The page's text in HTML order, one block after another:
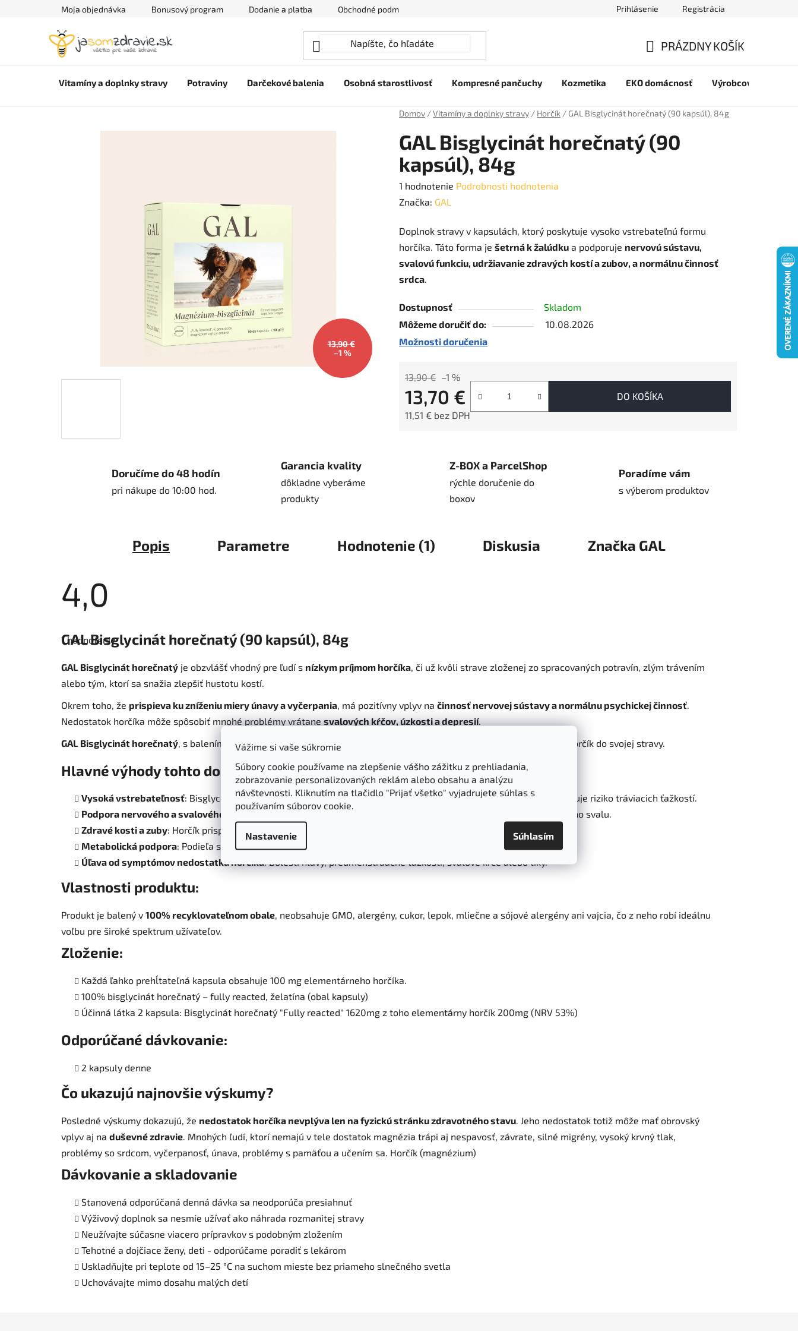
Vážime si vaše súkromie
Súbory cookie používame na zlepšenie vášho zážitku z prehliadania,
zobrazovanie personalizovaných reklám alebo obsahu a analýzu
návštevnosti. Kliknutím na tlačidlo "Prijať všetko" vyjadrujete súhlas s
používaním súborov cookie.
Nastavenie Súhlasím
Moja objednávka Bonusový program Dodanie a platba Obchodné podmienky Prihlásenie Registrácia
KOŠÍK
PRÁZDNY KOŠÍK
Vitamíny a doplnky stravy Potraviny Darčekové balenia Osobná starostlivosť Kompresné pančuchy Kozmetika EKO domácnosť Výrobcovia
Domov /Vitamíny a doplnky stravy / Horčík / GAL Bisglycinát horečnatý (90 kapsúl), 84g
GAL Bisglycinát horečnatý (90
kapsúl), 84g
Priemerné
hodnotenie
je
4,0
z
5
1 hodnotenie Podrobnosti hodnotenia
Značka: GAL
Doplnok stravy v kapsulách, ktorý poskytuje vysoko vstrebateľnú formu
horčíka. Táto forma je šetrná k žalúdku a podporuje nervovú sústavu,
svalovú funkciu, udržiavanie zdravých kostí a zubov, a normálnu činnosť
srdca.
Dostupnosť
Skladom
Môžeme doručiť do:
10.08.2026
Možnosti doručenia
13,90 € –1 %
13,70 €
11,51 € bez DPH
DO KOŠÍKA
13,90 €
–1 %
Doručíme do 48 hodín
pri nákupe do 10:00 hod.
Garancia kvality
dôkladne vyberáme
produkty
Z-BOX a ParcelShop
rýchle doručenie do
boxov
Poradíme vám
s výberom produktov
Popis Parametre Hodnotenie (1) Diskusia Značka GAL
4,0
hodnotenie
produktu
z
5
hviezdičiek.
1 hodnotenie
GAL Bisglycinát horečnatý (90 kapsúl), 84g
GAL Bisglycinát horečnatý je obzvlášť vhodný pre ľudí s nízkym príjmom horčíka , či už kvôli strave zloženej zo spracovaných potravín, zlým trávením
alebo tým, ktorí sa snažia zlepšiť hustotu kostí.
Okrem toho, že prispieva ku zníženiu miery únavy a vyčerpania , má pozitívny vplyv na činnosť nervovej sústavy a normálnu psychickej činnosť
Nedostatok horčíka môže spôsobiť mnohé problémy vrátanesvalových kŕčov, úzkosti a depresií.
GAL Bisglycinát horečnatý , s balením 90 kapsúl (84g) , je ideálny pre ľudí, ktorí hľadajú efektívny spôsob, ako doplniť horčík do svojej stravy.
Hlavné výhodytohto doplnku zahŕňajú:
Vysoká vstrebateľnosť: Bisglycinátová forma horčíka je jednou z najlepšie vstrebateľných foriem, ktorá minimalizuje riziko tráviacich ťažkostí.
Podpora nervového a svalového systému
: Horčík je kľúčový pre správnu funkciu svalov a nervov, vrátane srdcového svalu.
Zdravé kosti a zuby: Horčík prispieva k tvorbe tkanív a je nevyhnutný pre udržiavanie minerálnej hustoty kostí.
Metabolická podpora: Podieľa sa na metabolizme uhľohydrátov, bielkovín a tukov.
Úľava od symptómov nedostatku horčíka: Bolesti hlavy, predmenštruačné ťažkosti, svalové kŕče alebo tiky.
Vlastnosti produktu:
Produkt je balený v 100% recyklovateľnom obale, neobsahuje GMO, alergény, cukor, lepok, mliečne a sójové alergény ani vajcia, čo z neho robí ideálnu
voľbu pre široké spektrum užívateľov.
Zloženie:
Každá ľahko prehĺtateľná kapsula obsahuje 100 mg elementárneho horčíka.
100% bisglycinát horečnatý – fully reacted, želatína (obal kapsuly)
Účinná látka 2 kapsula: Bisglycinát horečnatý "Fully reacted" 1620mg z toho elementárny horčík 200mg (NRV 53%)
Odporúčané dávkovanie:
2 kapsuly denne
Čo ukazujú najnovšie výskumy?
Posledné výskumy dokazujú, že nedostatok horčíka nevplýva len na fyzickú stránku zdravotného stavu. Jeho nedostatok totiž môže mať obrovský
vplyv aj na duševné zdravie. Mnohých ľudí, ktorí nemajú v tele dostatok magnézia trápi aj nespavosť, závrate, silné migrény, vysoký krvný tlak,
problémy so srdcom, vyčerpanosť, únava, problémy s pamäťou a učením sa. Horčík (magnézium)
Dávkovanie a skladovanie
Stanovená odporúčaná denná dávka sa neodporúča presiahnuť
Výživový doplnok sa nesmie užívať ako náhrada rozmanitej stravy
Neužívajte súčasne viacero prípravkov s podobným zložením
Tehotné a dojčiace ženy, deti - odporúčame poradiť s lekárom
Uskladňujte pri teplote od 15–25 °C na suchom mieste bez priameho slnečného svetla
Uchovávajte mimo dosahu malých detí